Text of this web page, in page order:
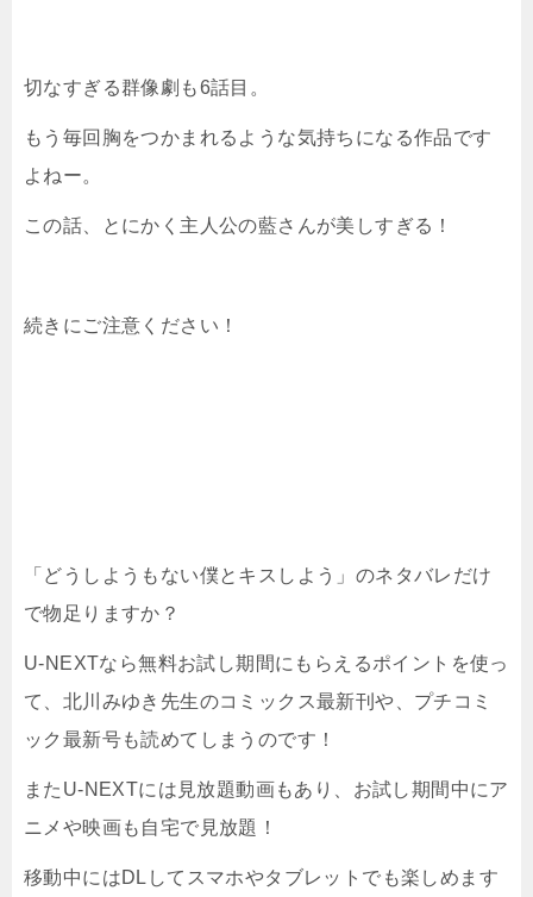
切なすぎる群像劇も6話目。
もう毎回胸をつかまれるような気持ちになる作品です
よねー。
この話、とにかく主人公の藍さんが美しすぎる！
続きにご注意ください！
「どうしようもない僕とキスしよう」のネタバレだけ
で物足りますか？
U-NEXTなら無料お試し期間にもらえるポイントを使っ
て、北川みゆき先生のコミックス最新刊や、プチコミ
ック最新号も読めてしまうのです！
またU-NEXTには見放題動画もあり、お試し期間中にア
ニメや映画も自宅で見放題！
移動中にはDLしてスマホやタブレットでも楽しめます